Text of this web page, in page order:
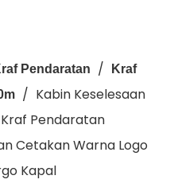
Pendaratan /
Kraf
/ Kabin Keselesaan
Pendaratan
Cetakan Warna Logo
Kapal